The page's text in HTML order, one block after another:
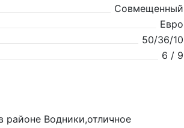
Совмещенный
Евро
50/36/10
6 / 9
районе Водники,отличное